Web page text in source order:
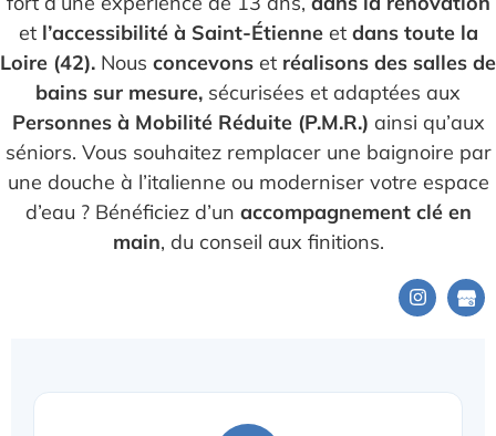
etl’accessibilité à Saint-Étienne et dans toute la
Loire (42). Nous concevons et réalisons des salles de
bains sur mesure, sécurisées et adaptées aux
Personnes à Mobilité Réduite (P.M.R.) ainsi qu’aux
séniors. Vous souhaitez remplacer une baignoire par
une douche à l’italienne ou moderniser votre espace
d’eau ? Bénéficiez d’un accompagnement clé en
main, du conseil aux finitions.